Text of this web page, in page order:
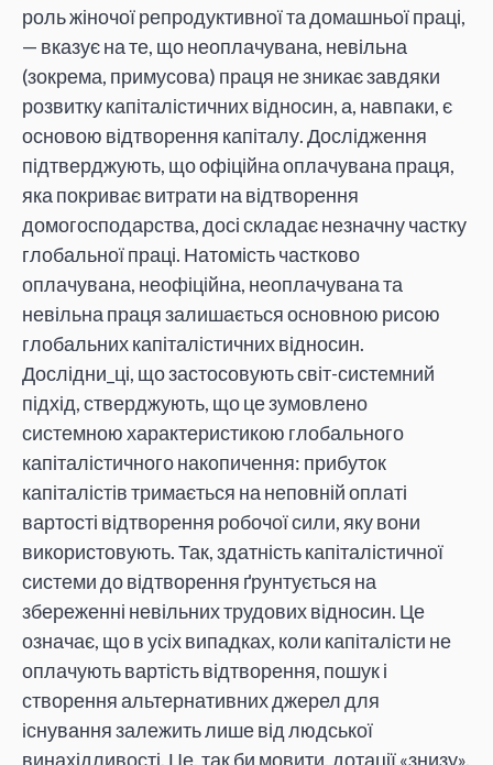
роль жіночої репродуктивної та домашньої праці,
— вказує на те, що неоплачувана, невільна
(зокрема, примусова) праця не зникає завдяки
розвитку капіталістичних відносин, а, навпаки, є
основою відтворення капіталу. Дослідження
підтверджують, що офіційна оплачувана праця,
яка покриває витрати на відтворення
домогосподарства, досі складає незначну частку
глобальної праці. Натомість частково
оплачувана, неофіційна, неоплачувана та
невільна праця залишається основною рисою
глобальних капіталістичних відносин.
Дослідни_ці, що застосовують світ-системний
підхід, стверджують, що це зумовлено
системною характеристикою глобального
капіталістичного накопичення: прибуток
капіталістів тримається на неповній оплаті
вартості відтворення робочої сили, яку вони
використовують. Так, здатність капіталістичної
системи до відтворення ґрунтується на
збереженні невільних трудових відносин. Це
означає, що в усіх випадках, коли капіталісти не
оплачують вартість відтворення, пошук і
створення альтернативних джерел для
існування залежить лише від людської
винахідливості. Це, так би мовити, дотації «знизу».